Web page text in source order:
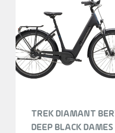
TREK DIAMANT
DEEP BLACK